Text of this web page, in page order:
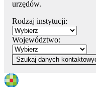
urzędów.
Rodzaj instytucji:
Województwo:
Szukaj danych